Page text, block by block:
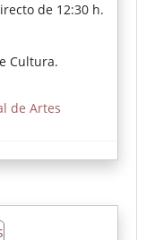
de 12:30 h.
Cultura.
de Artes